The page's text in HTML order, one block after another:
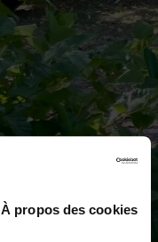
À propos des cookies